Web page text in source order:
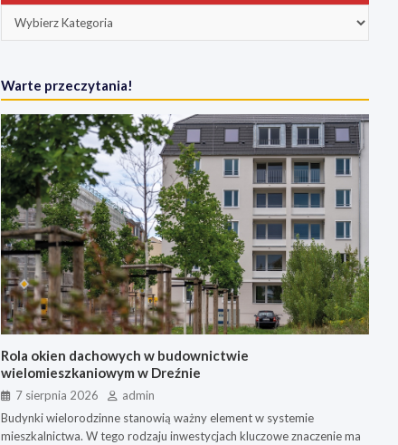
Warte przeczytania!
Rola okien dachowych w budownictwie
wielomieszkaniowym w Dreźnie
7 sierpnia 2026
admin
Budynki wielorodzinne stanowią ważny element w systemie
mieszkalnictwa. W tego rodzaju inwestycjach kluczowe znaczenie ma